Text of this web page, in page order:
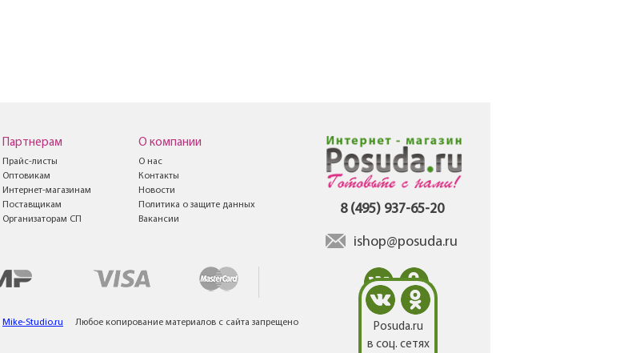
8 (495) 937-65-20
ishop@posuda.ru
Партнерам
Прайс-листы
Оптовикам
Интернет-магазинам
Поставщикам
Организаторам СП
О компании
О нас
Контакты
Новости
Политика о защите данных
Вакансии
Posuda.ru
в соц. сетях
Mike-Studio.ru Любое копирование материалов с сайта запрещено